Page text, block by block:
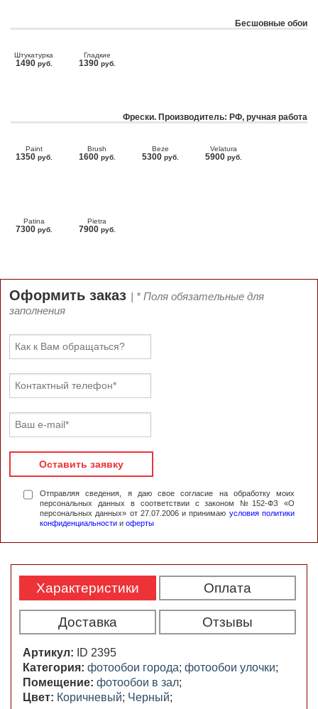
Бесшовные обои
Штукатурка
1490 руб.
Гладкие
1390 руб.
Фрески. Производитель: РФ, ручная работа
Paint
1350 руб.
Brush
1600 руб.
Beze
5300 руб.
Velatura
5900 руб.
Patina
7300 руб.
Pietra
7900 руб.
Оформить заказ | * Поля обязательные для
заполнения
Оставить заявку
Отправляя сведения, я даю свое согласие на обработку моих
персональных данных в соответствии с законом №152-ФЗ «О
персональных данных» от 27.07.2006 и принимаю условия политики
конфиденциальности и оферты
Характеристики Оплата
Доставка Отзывы
Артикул:
ID 2395
Категория: фотообои города; фотообои улочки;
Помещение: фотообои в зал;
Цвет: Коричневый; Черный;